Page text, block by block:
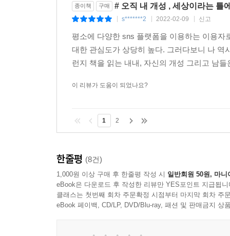
종이책 구매 # 오직 내 개성 , 세상이라는 틀
s*******2 2022-02-09 신고
평소에 다양한 sns 플랫폼을 이용하는 이용
대한 관심도가 상당히 높다. 그러다보니 나 역
런지 책을 읽는 내내, 자신의 개성 그리고 남
이 리뷰가 도움이 되었나요?
1 2
한줄평 (8건)
1,000원 이상 구매 후 한줄평 작성 시 일반회원 50원, 마니
eBook은 다운로드 후 작성한 리뷰만 YES포인트 지급됩니
클래스는 첫번째 회차 주문확정 시점부터 마지막 회차 주
eBook 페이백, CD/LP, DVD/Blu-ray, 패션 및 판매금지 상